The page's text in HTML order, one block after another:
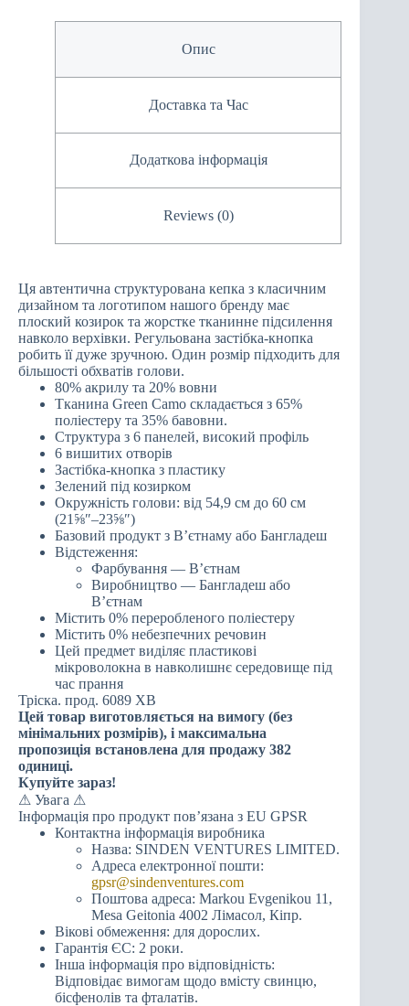
Опис
Доставка та Час
Додаткова інформація
Reviews (0)
Ця автентична структурована кепка з класичним
дизайном та логотипом нашого бренду має
плоский козирок та жорстке тканинне підсилення
навколо верхівки. Регульована застібка-кнопка
робить її дуже зручною. Один розмір підходить для
більшості обхватів голови.
80% акрилу та 20% вовни
Тканина Green Camo складається з 65%
поліестеру та 35% бавовни.
Структура з 6 панелей, високий профіль
6 вишитих отворів
Застібка-кнопка з пластику
Зелений під козирком
Окружність голови: від 54,9 см до 60 см
(21⅝″–23⅝″)
Базовий продукт з В’єтнаму або Бангладеш
Відстеження:
Фарбування — В’єтнам
Виробництво — Бангладеш або
В’єтнам
Містить 0% переробленого поліестеру
Містить 0% небезпечних речовин
Цей предмет виділяє пластикові
мікроволокна в навколишнє середовище під
час прання
Тріска. прод. 6089 ХВ
Цей товар виготовляється на вимогу (без
мінімальних розмірів), і максимальна
пропозиція встановлена для продажу 382
одиниці.
Купуйте зараз!
⚠ Увага ⚠
Інформація про продукт пов’язана з EU GPSR
Контактна інформація виробника
Назва: SINDEN VENTURES LIMITED.
Адреса електронної пошти:
gpsr@sindenventures.com
Поштова адреса: Markou Evgenikou 11,
Mesa Geitonia 4002 Лімасол, Кіпр.
Вікові обмеження: для дорослих.
Гарантія ЄС: 2 роки.
Інша інформація про відповідність:
Відповідає вимогам щодо вмісту свинцю,
бісфенолів та фталатів.